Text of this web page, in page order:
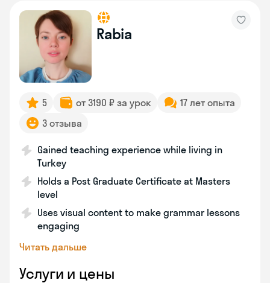
Rabia
5 от 3190 ₽ за урок
17 лет опыта
3 отзыва
Gained teaching experience while living in
Turkey
Holds a Post Graduate Certificate at Masters
level
Uses visual content to make grammar lessons
engaging
Читать дальше
Услуги и цены